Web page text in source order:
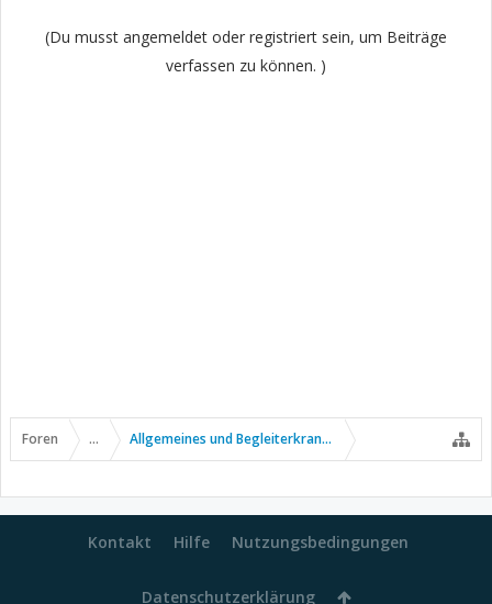
(Du musst angemeldet oder registriert sein, um Beiträge
verfassen zu können. )
Foren ... Allgemeines und Begleiterkrankungen
Kontakt Hilfe Nutzungsbedingungen
Datenschutzerklärung